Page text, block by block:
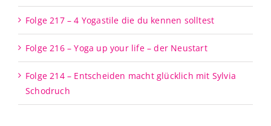
Folge 217 – 4 Yogastile die du kennen solltest
Folge 216 – Yoga up your life – der Neustart
Folge 214 – Entscheiden macht glücklich mit Sylvia
Schodruch